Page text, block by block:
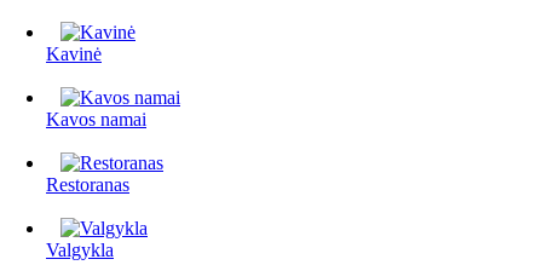
Kavinė
Kavos namai
Restoranas
Valgykla